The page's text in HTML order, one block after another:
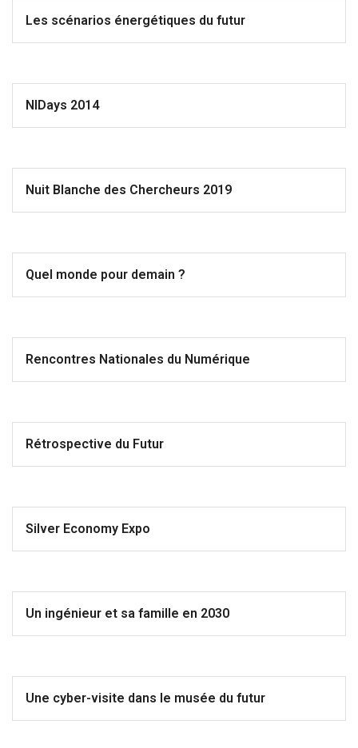
Les scénarios énergétiques du futur
NIDays 2014
Nuit Blanche des Chercheurs 2019
Quel monde pour demain ?
Rencontres Nationales du Numérique
Rétrospective du Futur
Silver Economy Expo
Un ingénieur et sa famille en 2030
Une cyber-visite dans le musée du futur